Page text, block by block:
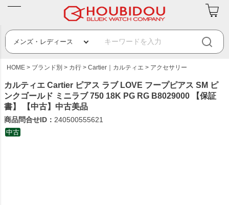
HOME ブランド別 カ行 Cartier｜カルティエ アクセサリー
カルティエ Cartier ピアス ラブ LOVE フープピアス SM ピ
ンクゴールド ミニラブ 750 18K PG RG B8029000 【保証
書】 【中古】中古美品
商品問合せID： 240500555621
中古